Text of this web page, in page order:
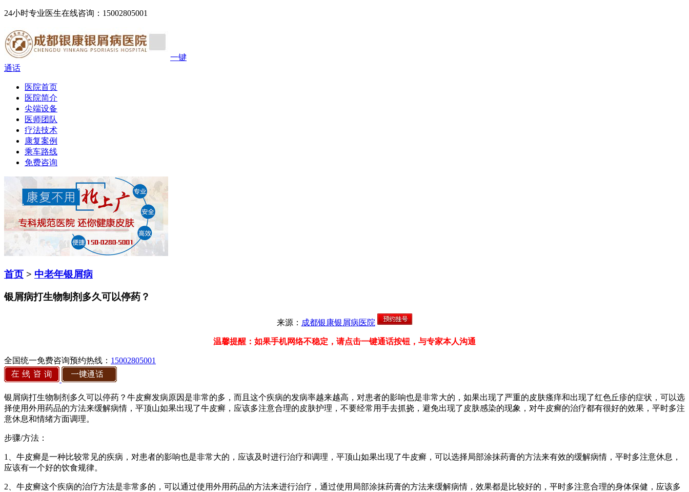
24小时专业医生在线咨询：15002805001
一键
通话
医院首页
医院简介
尖端设备
医师团队
疗法技术
康复案例
乘车路线
免费咨询
首页 > 中老年银屑病
银屑病打生物制剂多久可以停药？
来源： 成都银康银屑病医院
温馨提醒：如果手机网络不稳定，请点击一键通话按钮，与专家本人沟通
全国统一免费咨询预约热线： 15002805001
银屑病打生物制剂多久可以停药？牛皮癣发病原因是非常的多，而且这个疾病的发病率越来越高，对患者的影响也是非常大的，如果出现了严重的皮肤瘙痒和出现了红色丘疹的症状，可以选
择使用外用药品的方法来缓解病情，平顶山如果出现了牛皮癣，应该多注意合理的皮肤护理，不要经常用手去抓挠，避免出现了皮肤感染的现象，对牛皮癣的治疗都有很好的效果，平时多注
意休息和情绪方面调理。
步骤/方法：
1、牛皮癣是一种比较常见的疾病，对患者的影响也是非常大的，应该及时进行治疗和调理，平顶山如果出现了牛皮癣，可以选择局部涂抹药膏的方法来有效的缓解病情，平时多注意休息，
应该有一个好的饮食规律。
2、牛皮癣这个疾病的治疗方法是非常多的，可以通过使用外用药品的方法来进行治疗，通过使用局部涂抹药膏的方法来缓解病情，效果都是比较好的，平时多注意合理的身体保健，应该多